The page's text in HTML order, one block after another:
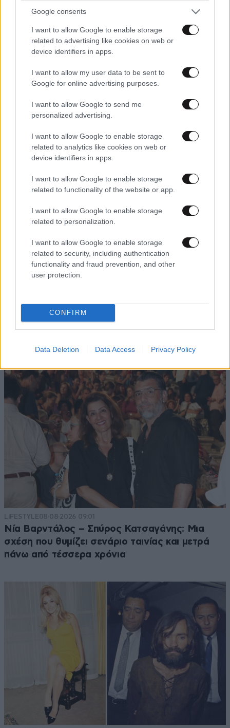
Google consents
I want to allow Google to enable storage
related to advertising like cookies on web or
device identifiers in apps.
I want to allow my user data to be sent to
Google for online advertising purposes.
I want to allow Google to send me
personalized advertising.
I want to allow Google to enable storage
related to analytics like cookies on web or
device identifiers in apps.
I want to allow Google to enable storage
related to functionality of the website or app.
I want to allow Google to enable storage
related to personalization.
I want to allow Google to enable storage
related to security, including authentication
functionality and fraud prevention, and other
user protection.
CONFIRM
Data Deletion Data Access Privacy Policy
Ογκολόγοι προειδοποιούν: Αυτές οι τροφές,
περνούν απαρατήρητες, αλλά καλό είναι να τις
βγάλετε από την καθημερινότητά σας
08·08·2026 21:36
Μαρία Εκμεκτσίογλου: «17 λευκά τριαντάφυλλα
Κωνσταντινούπολη
LIFESTYLE08·08·2026 09:01
Νία Βαρντάλος – Σπύρος Κατσαγάνης: Μια
σχέση που θυμίζει σενάριο ταινίας και μετρά
πάνω από τέσσερα χρόνια